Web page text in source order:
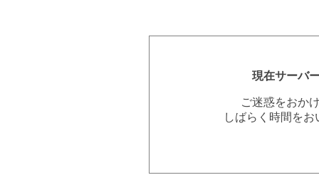
現在サーバ
ご迷惑をおか
しばらく時間を